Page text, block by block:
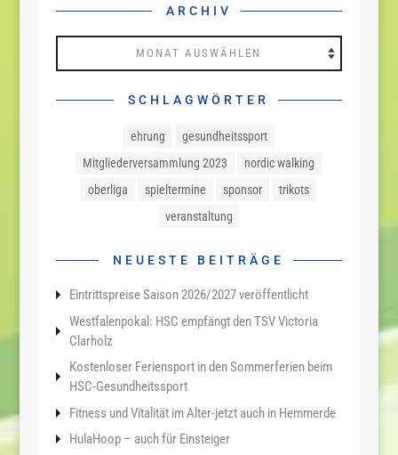
ARCHIV
SCHLAGWÖRTER
ehrung
gesundheitssport
Mitgliederversammlung 2023
nordic walking
oberliga
spieltermine sponsor
trikots
veranstaltung
NEUESTE BEITRÄGE
Eintrittspreise Saison 2026/2027 veröffentlicht
Westfalenpokal: HSC empfängt den TSV Victoria
Clarholz
Kostenloser Feriensport in den Sommerferien beim
HSC-Gesundheitssport
Fitness und Vitalität im Alter-jetzt auch in Hemmerde
HulaHoop – auch für Einsteiger